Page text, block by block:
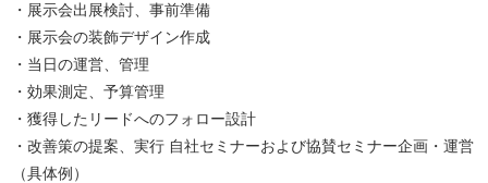
・展示会出展検討、事前準備
・展示会の装飾デザイン作成
・当日の運営、管理
・効果測定、予算管理
・獲得したリードへのフォロー設計
・改善策の提案、実行 自社セミナーおよび協賛セミナー企画・運営
（具体例）